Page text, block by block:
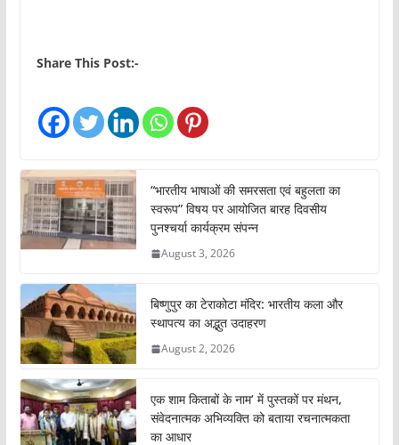
Share This Post:-
“भारतीय भाषाओं की समरसता एवं बहुलता का
स्वरूप” विषय पर आयोजित बारह दिवसीय
पुनश्चर्या कार्यक्रम संपन्न
August 3, 2026
बिष्णुपुर का टेराकोटा मंदिर: भारतीय कला और
स्थापत्य का अद्भुत उदाहरण
August 2, 2026
एक शाम किताबों के नाम’ में पुस्तकों पर मंथन,
संवेदनात्मक अभिव्यक्ति को बताया रचनात्मकता
का आधार